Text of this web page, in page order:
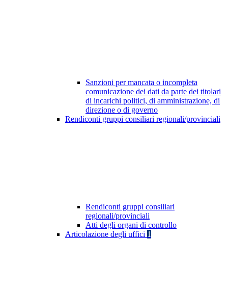
Sanzioni per mancata o incompleta
comunicazione dei dati da parte dei titolari
di incarichi politici, di amministrazione, di
direzione o di governo
Rendiconti gruppi consiliari regionali/provinciali
Rendiconti gruppi consiliari
regionali/provinciali
Atti degli organi di controllo
Articolazione degli uffici 1